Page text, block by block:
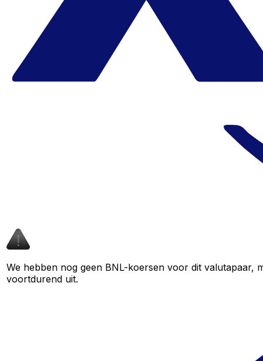
We hebben nog geen BNL-koersen voor dit valutapaar,
voortdurend uit.